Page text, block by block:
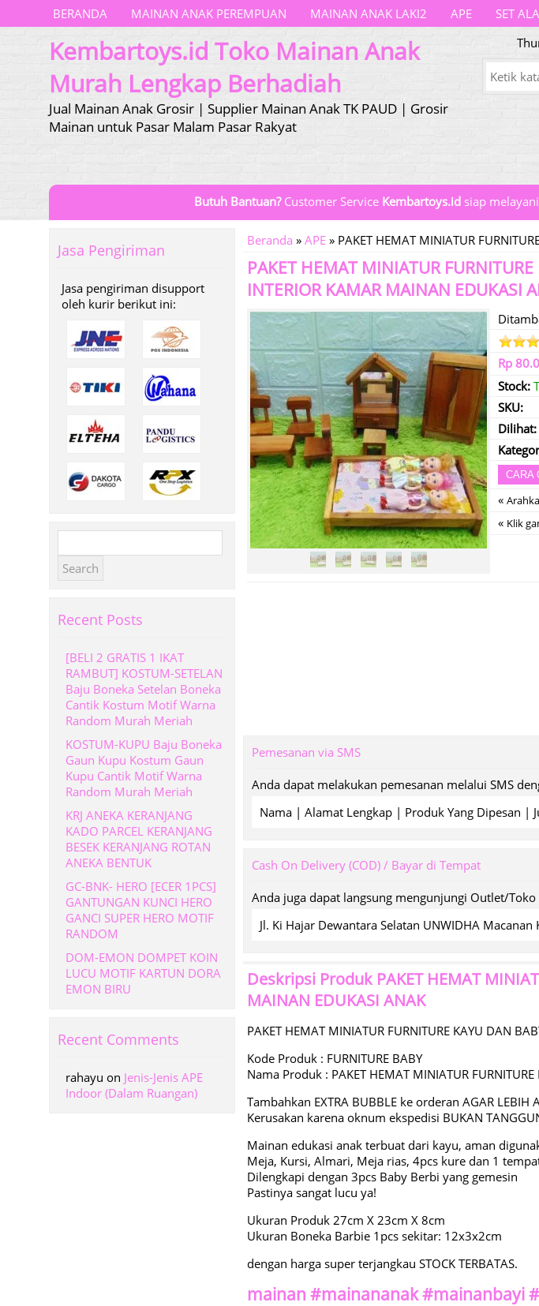
BERANDA MAINAN ANAK PEREMPUAN MAINAN ANAK LAKI2 APE SET
Kembartoys.id Toko Mainan Anak
Murah Lengkap Berhadiah
Jual Mainan Anak Grosir | Supplier Mainan Anak TK PAUD | Grosir
Mainan untuk Pasar Malam Pasar Rakyat
Butuh Bantuan?Customer Service Kembartoys.idsiap
Beranda » APE » PAKET HEMAT MINIATUR
PAKET HEMAT MINIATUR
INTERIOR KAMAR MAINAN EDUKASI
Rp
Stock:
SKU:
Dilihat:
CARA
«
« Klik
Pemesanan via SMS
Anda dapat melakukan pemesanan melalui SMS
Nama | Alamat Lengkap | Produk Yang Dipesan |
Cash On Delivery (COD) / Bayar di Tempat
Anda juga dapat langsung mengunjungi Outlet/
Jl. Ki Hajar Dewantara Selatan UNWIDHA
Deskripsi Produk PAKET HEMAT
MAINAN EDUKASI ANAK
PAKET HEMAT MINIATUR FURNITURE KAYU DAN
Kode Produk : FURNITURE BABY
Nama Produk : PAKET HEMAT MINIATUR
Tambahkan EXTRA BUBBLE ke orderan AGAR LEBIH
Kerusakan karena oknum ekspedisi BUKAN
Mainan edukasi anak terbuat dari kayu, aman
Meja, Kursi, Almari, Meja rias, 4pcs kure dan 1
Dilengkapi dengan 3pcs Baby Berbi yang gemesin
Pastinya sangat lucu ya!
Ukuran Produk 27cm X 23cm X 8cm
Ukuran Boneka Barbie 1pcs sekitar: 12x3x2cm
dengan harga super terjangkau STOCK TERBATAS.
mainan #mainananak #mainanbayi
Jasa Pengiriman
Jasa pengiriman disupport
oleh kurir berikut ini:
for:
Recent Posts
[BELI 2 GRATIS 1 IKAT
RAMBUT] KOSTUM-SETELAN
Baju Boneka Setelan Boneka
Cantik Kostum Motif Warna
Random Murah Meriah
KOSTUM-KUPU Baju Boneka
Gaun Kupu Kostum Gaun
Kupu Cantik Motif Warna
Random Murah Meriah
KRJ ANEKA KERANJANG
KADO PARCEL KERANJANG
BESEK KERANJANG ROTAN
ANEKA BENTUK
GC-BNK- HERO [ECER 1PCS]
GANTUNGAN KUNCI HERO
GANCI SUPER HERO MOTIF
RANDOM
DOM-EMON DOMPET KOIN
LUCU MOTIF KARTUN DORA
EMON BIRU
Recent Comments
rahayu on Jenis-Jenis APE
Indoor (Dalam Ruangan)